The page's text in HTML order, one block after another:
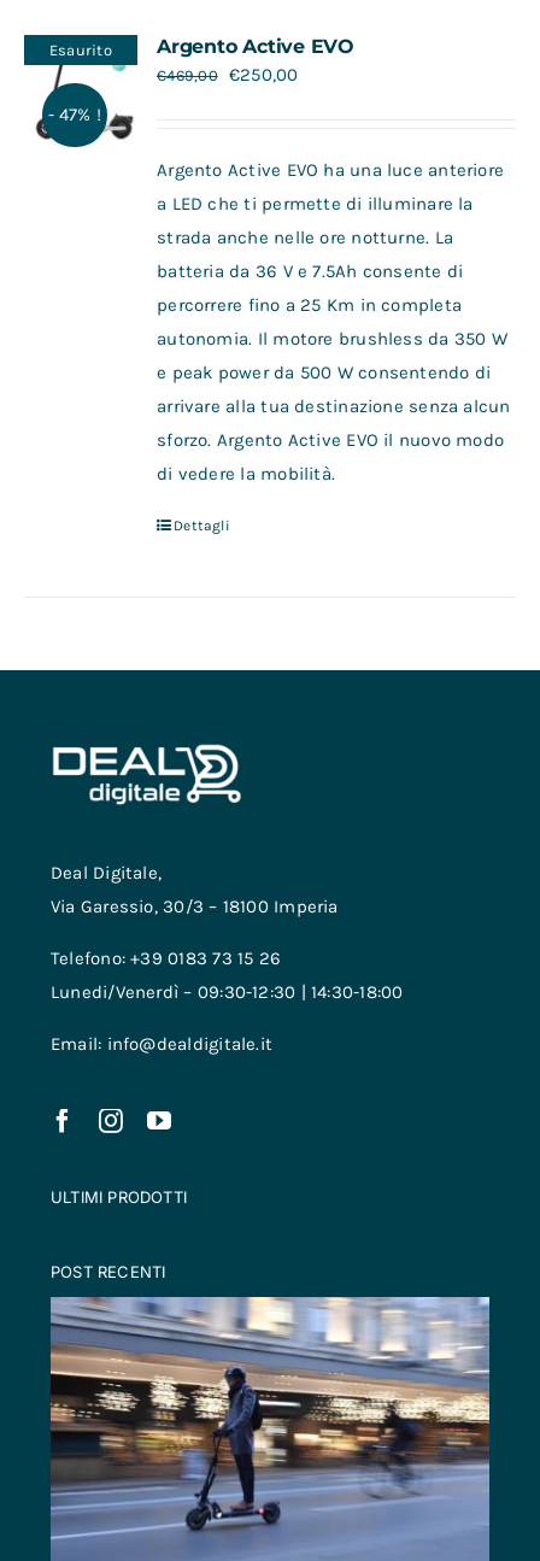
Contatti
Esaurito
- 47% !
Argento Active EVO
€469,00 €250,00
Argento Active EVO ha una luce anteriore
a LED che ti permette di illuminare la
strada anche nelle ore notturne. La
batteria da 36 V e 7.5Ah consente di
percorrere fino a 25 Km in completa
autonomia. Il motore brushless da 350 W
e peak power da 500 W consentendo di
arrivare alla tua destinazione senza alcun
sforzo. Argento Active EVO il nuovo modo
di vedere la mobilità.
Dettagli
Deal Digitale,
Via Garessio, 30/3 – 18100 Imperia
Telefono: +39 0183 73 15 26
Lunedi/Venerdì – 09:30-12:30 | 14:30-18:00
Email: info@dealdigitale.it
ULTIMI PRODOTTI
POST RECENTI